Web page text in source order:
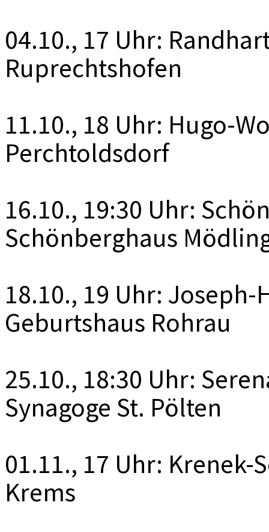
04.10., 17 Uhr:
Ruprechtshofen
11.10., 18 Uhr: Hugo-
Perchtoldsdorf
16.10., 19:30 Uhr:
Schönberghaus
18.10., 19 Uhr:
Geburtshaus Rohrau
25.10., 18:30 Uhr:
Synagoge St. Pölten
01.11., 17 Uhr: Krenek-
Krems